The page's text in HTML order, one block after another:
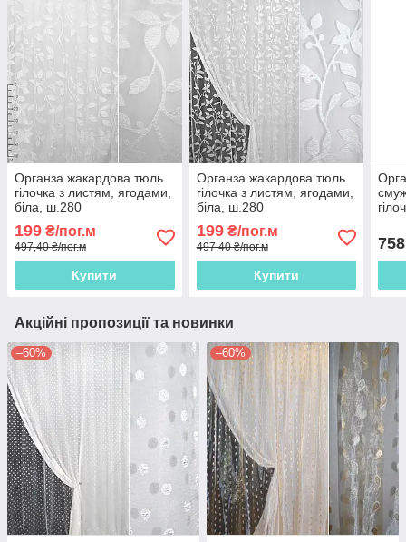
Органза жакардова тюль
гілочка з листям, ягодами,
біла, ш.280
199 ₴/пог.м
497,40 ₴/пог.м
Купити
Органза жакардова тюль
гілочка з листям, ягодами,
біла, ш.280
199₴/пог.м
497,40 ₴/пог.м
Купити
Акційні пропозиції та новинки
–60% –60%